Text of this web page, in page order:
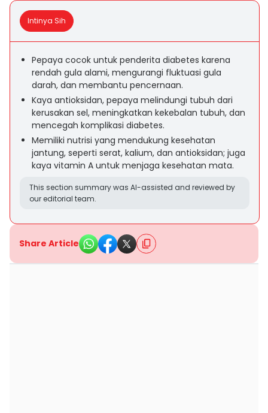
Intinya Sih
Pepaya cocok untuk penderita diabetes karena
rendah gula alami, mengurangi fluktuasi gula
darah, dan membantu pencernaan.
Kaya antioksidan, pepaya melindungi tubuh dari
kerusakan sel, meningkatkan kekebalan tubuh, dan
mencegah komplikasi diabetes.
Memiliki nutrisi yang mendukung kesehatan
jantung, seperti serat, kalium, dan antioksidan; juga
kaya vitamin A untuk menjaga kesehatan mata.
This section summary was AI-assisted and reviewed by
our editorial team.
Share Article